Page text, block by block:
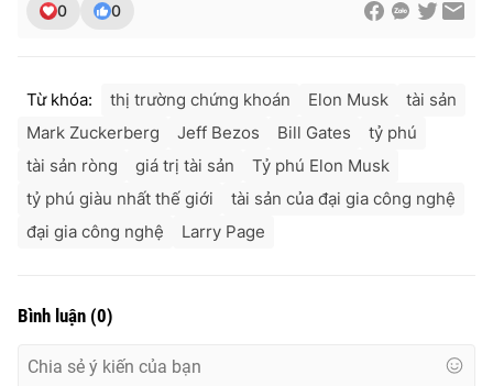
0 0
Từ khóa: thị trường chứng khoán Elon Musk
tài sản
Mark Zuckerberg
Jeff Bezos Bill Gates
tỷ phú
tài sản ròng
giá trị tài sản
Tỷ phú Elon Musk
tỷ phú giàu nhất thế giới
tài sản của đại gia công nghệ
đại gia công nghệ
Larry Page
Bình luận (0)